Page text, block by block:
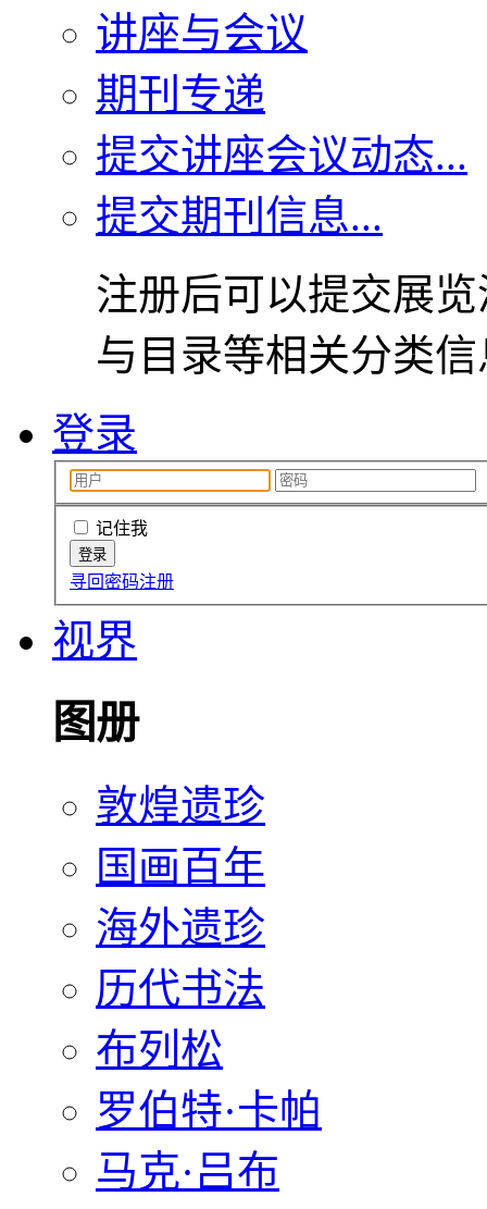
讲座与会议
期刊专递
提交讲座会议动态...
提交期刊信息...
注册后可以提交展
与目录等相关分类
登录
记住我
寻回密码注册
视界
图册
敦煌遗珍
国画百年
海外遗珍
历代书法
布列松
罗伯特·卡帕
马克·吕布